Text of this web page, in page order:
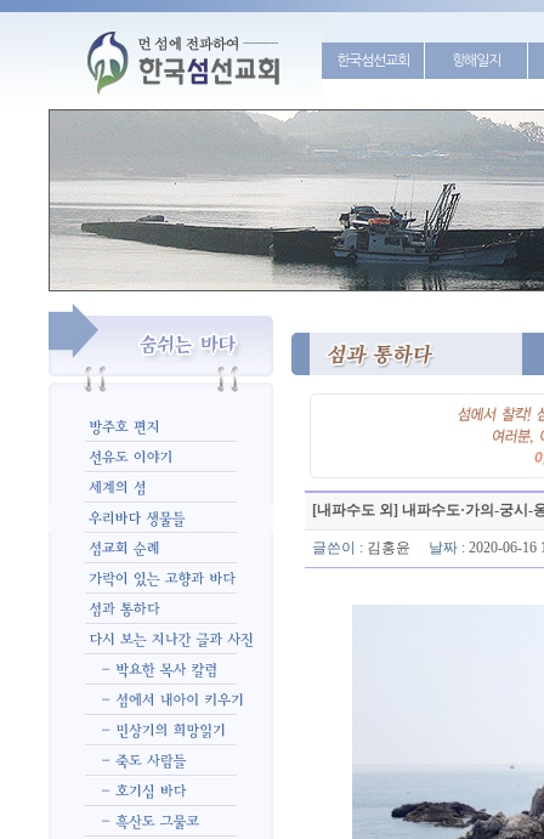
한국섬선교회 항해일지
[내파수도 외] 내파수도·가의-궁시-
글쓴이 : 김홍윤 날짜: 2020-06-